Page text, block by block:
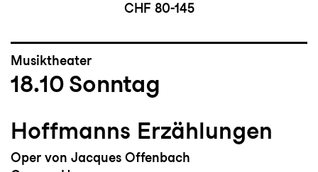
CHF 80-145
Musiktheater
18.10 Sonntag
Hoffmanns Erzählungen
Oper von Jacques Offenbach